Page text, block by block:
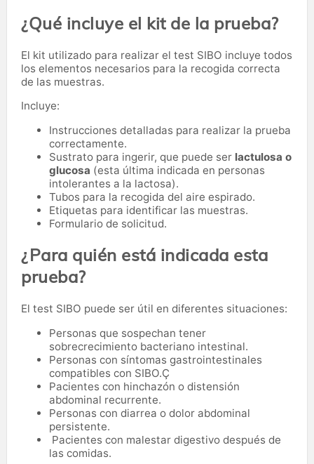
¿Qué incluye el kit de la prueba?
El kit utilizado para realizar el test SIBO incluye todos
los elementos necesarios para la recogida correcta
de las muestras.
Incluye:
Instrucciones detalladas para realizar la prueba
correctamente.
Sustrato para ingerir, que puede ser lactulosa o
glucosa (esta última indicada en personas
intolerantes a la lactosa).
Tubos para la recogida del aire espirado.
Etiquetas para identificar las muestras.
Formulario de solicitud.
¿Para quién está indicada esta
prueba?
El test SIBO puede ser útil en diferentes situaciones:
Personas que sospechan tener
sobrecrecimiento bacteriano intestinal.
Personas con síntomas gastrointestinales
compatibles con SIBO.Ç
Pacientes con hinchazón o distensión
abdominal recurrente.
Personas con diarrea o dolor abdominal
persistente.
Pacientes con malestar digestivo después de
las comidas.